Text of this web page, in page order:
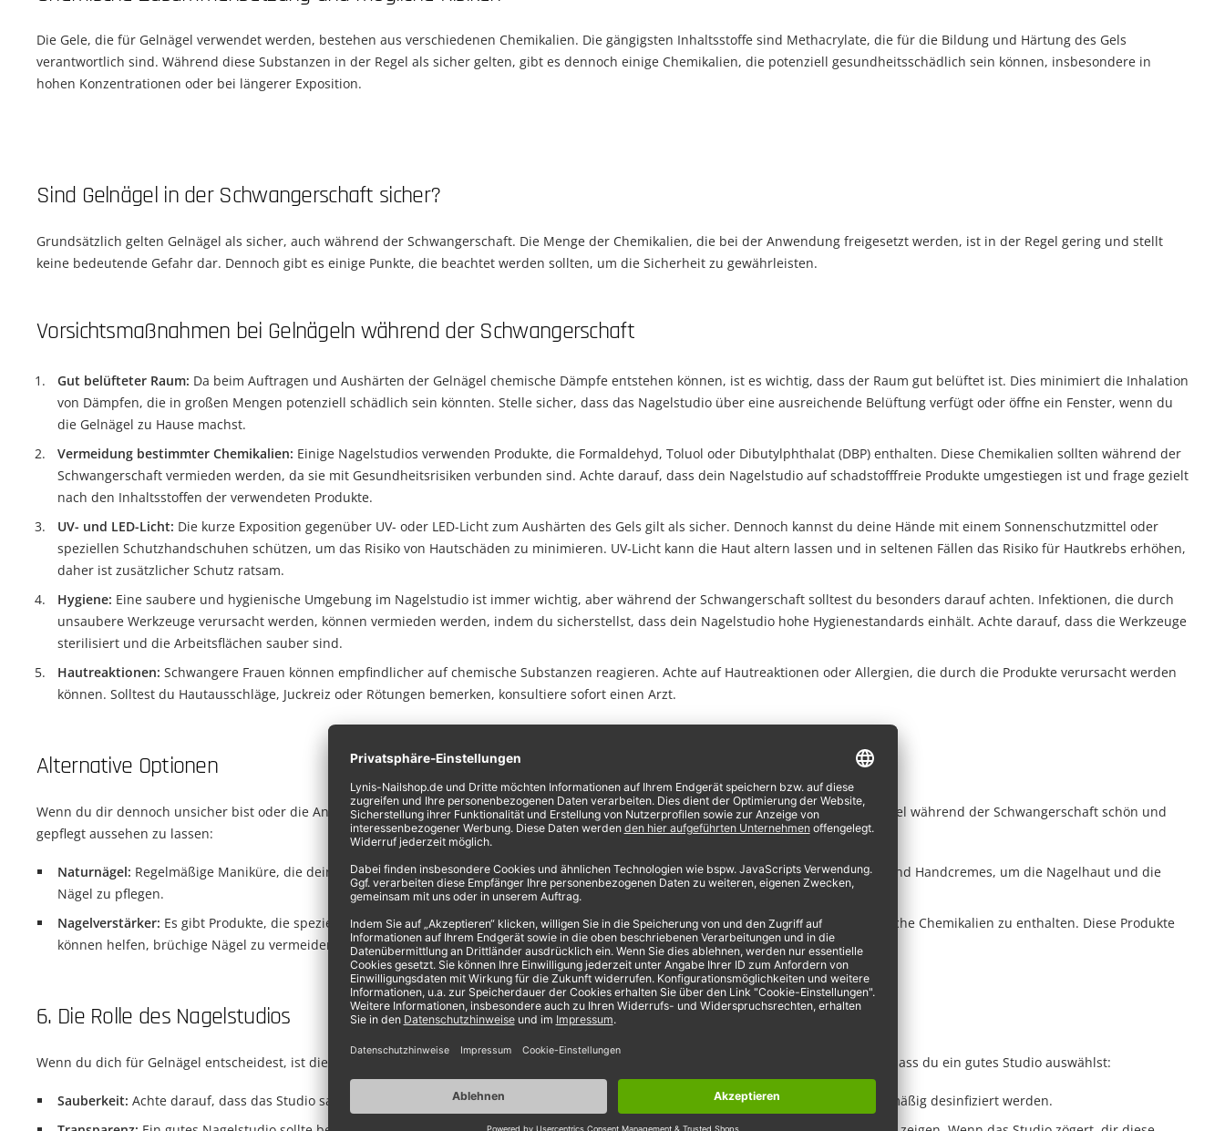
Die Gele, die für Gelnägel verwendet werden, bestehen aus verschiedenen Chemikalien. Die gängigsten Inhaltsstoffe sind Methacrylate, die für die Bildung und Härtung des Gels
verantwortlich sind. Während diese Substanzen in der Regel als sicher gelten, gibt es dennoch einige Chemikalien, die potenziell gesundheitsschädlich sein können, insbesondere in
hohen Konzentrationen oder bei längerer Exposition.
Sind Gelnägel in der Schwangerschaft sicher?
Grundsätzlich gelten Gelnägel als sicher, auch während der Schwangerschaft. Die Menge der Chemikalien, die bei der Anwendung freigesetzt werden, ist in der Regel gering und stellt
keine bedeutende Gefahr dar. Dennoch gibt es einige Punkte, die beachtet werden sollten, um die Sicherheit zu gewährleisten.
Vorsichtsmaßnahmen bei Gelnägeln während der Schwangerschaft
Gut belüfteter Raum: Da beim Auftragen und Aushärten der Gelnägel chemische Dämpfe entstehen können, ist es wichtig, dass der Raum gut belüftet ist. Dies minimiert die Inhalation
von Dämpfen, die in großen Mengen potenziell schädlich sein könnten. Stelle sicher, dass das Nagelstudio über eine ausreichende Belüftung verfügt oder öffne ein Fenster, wenn du
die Gelnägel zu Hause machst.
Vermeidung bestimmter Chemikalien: Einige Nagelstudios verwenden Produkte, die Formaldehyd, Toluol oder Dibutylphthalat (DBP) enthalten. Diese Chemikalien sollten während der
Schwangerschaft vermieden werden, da sie mit Gesundheitsrisiken verbunden sind. Achte darauf, dass dein Nagelstudio auf schadstofffreie Produkte umgestiegen ist und frage gezielt
nach den Inhaltsstoffen der verwendeten Produkte.
UV- und LED-Licht: Die kurze Exposition gegenüber UV- oder LED-Licht zum Aushärten des Gels gilt als sicher. Dennoch kannst du deine Hände mit einem Sonnenschutzmittel oder
speziellen Schutzhandschuhen schützen, um das Risiko von Hautschäden zu minimieren. UV-Licht kann die Haut altern lassen und in seltenen Fällen das Risiko für Hautkrebs erhöhen,
daher ist zusätzlicher Schutz ratsam.
Hygiene: Eine saubere und hygienische Umgebung im Nagelstudio ist immer wichtig, aber während der Schwangerschaft solltest du besonders darauf achten. Infektionen, die durch
unsaubere Werkzeuge verursacht werden, können vermieden werden, indem du sicherstellst, dass dein Nagelstudio hohe Hygienestandards einhält. Achte darauf, dass die Werkzeuge
sterilisiert und die Arbeitsflächen sauber sind.
Hautreaktionen: Schwangere Frauen können empfindlicher auf chemische Substanzen reagieren. Achte auf Hautreaktionen oder Allergien, die durch die Produkte verursacht werden
können. Solltest du Hautausschläge, Juckreiz oder Rötungen bemerken, konsultiere sofort einen Arzt.
Alternative Optionen
Wenn du dir dennoch unsicher bist oder die Anwendung von Gelnägeln vermeiden möchtest, gibt es auch andere Möglichkeiten, deine Nägel während der Schwangerschaft schön und
gepflegt aussehen zu lassen:
Naturnägel: Regelmäßige Maniküre, die deine natürlichen Nägel stärkt und pflegt, kann eine gute Alternative sein. Verwende Nagelöle und Handcremes, um die Nagelhaut und die
Nägel zu pflegen.
Nagelverstärker: Es gibt Produkte, die speziell dafür entwickelt wurden, die natürlichen Nägel zu stärken und zu schützen, ohne schädliche Chemikalien zu enthalten. Diese Produkte
können helfen, brüchige Nägel zu vermeiden und ihnen ein gesundes Aussehen zu verleihen.
6. Die Rolle des Nagelstudios
Wenn du dich für Gelnägel entscheidest, ist die Wahl des richtigen Nagelstudios entscheidend. Hier sind einige Tipps, um sicherzustellen, dass du ein gutes Studio auswählst:
Sauberkeit: Achte darauf, dass das Studio sauber und gut organisiert ist. Die Werkzeuge sollten sterilisiert und die Arbeitsflächen regelmäßig desinfiziert werden.